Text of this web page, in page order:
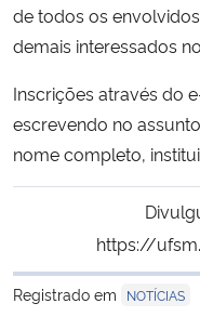
Gabinete de Segurança
Advocacia-Geral da União
Banco Central do Brasil
de todos os
demais interessados
Inscrições através do
escrevendo no
nome completo,
https://
Registrado em
NOTÍCIAS